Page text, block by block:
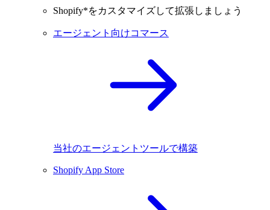
Shopify*をカスタマイズして拡張しましょう
エージェント向けコマース
当社のエージェントツールで構築
Shopify App Store